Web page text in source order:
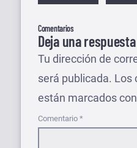
Comentarios
Deja una respuesta
Tu dirección de
será publicada. Los
están marcados con
Comentario *